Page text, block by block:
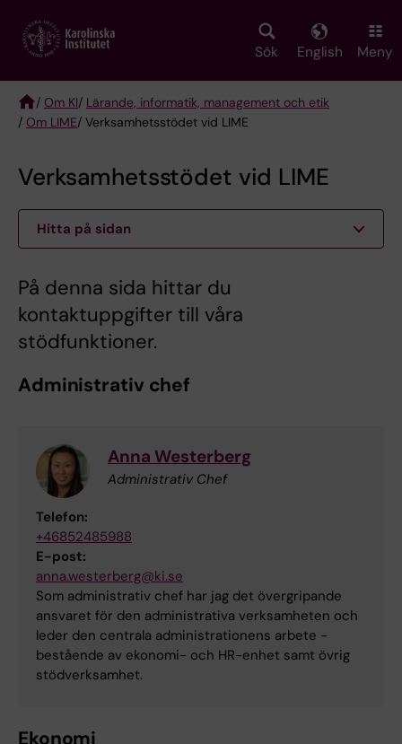
main
Sök English Meny
Breadcrumb
/ Om KI/ Lärande, informatik, management och etik
/ Om LIME/ Verksamhetsstödet vid LIME
Verksamhetsstödet vid LIME
Hitta på sidan
På denna sida hittar du
kontaktuppgifter till våra
stödfunktioner.
Administrativ chef
Anna Westerberg
Administrativ Chef
Telefon:
+46852485988
E-post:
anna.westerberg@ki.se
Som administrativ chef har jag det övergripande
ansvaret för den administrativa verksamheten och
leder den centrala administrationens arbete -
bestående av ekonomi- och HR-enhet samt övrig
stödverksamhet.